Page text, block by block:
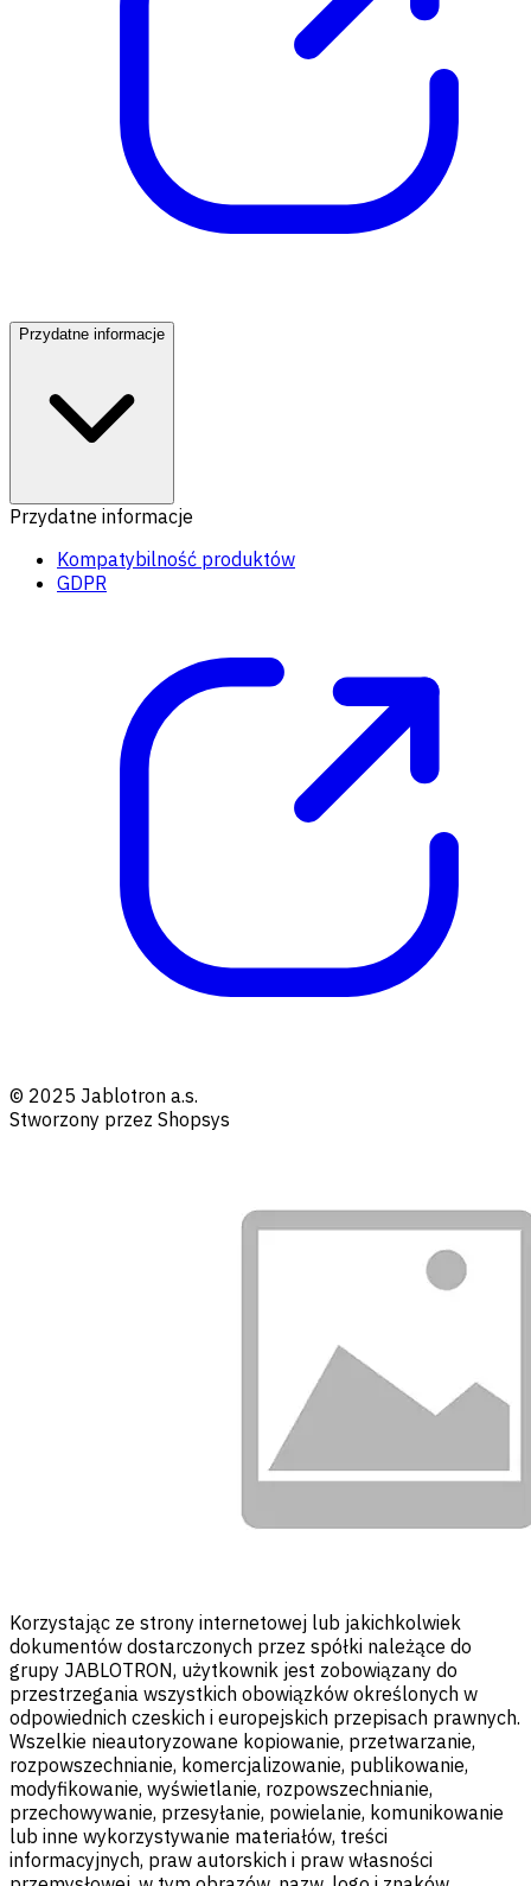
Przydatne informacje
Przydatne informacje
Kompatybilność produktów
GDPR
© 2025 Jablotron a.s.
Stworzony przez Shopsys
Korzystając ze strony internetowej lub jakichkolwiek
dokumentów dostarczonych przez spółki należące do
grupy JABLOTRON, użytkownik jest zobowiązany do
przestrzegania wszystkich obowiązków określonych w
odpowiednich czeskich i europejskich przepisach prawnych.
Wszelkie nieautoryzowane kopiowanie, przetwarzanie,
rozpowszechnianie, komercjalizowanie, publikowanie,
modyfikowanie, wyświetlanie, rozpowszechnianie,
przechowywanie, przesyłanie, powielanie, komunikowanie
lub inne wykorzystywanie materiałów, treści
informacyjnych, praw autorskich i praw własności